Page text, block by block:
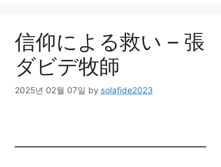
信仰による救い – 張
ダビデ牧師
2025년 02월 07일 by solafide2023